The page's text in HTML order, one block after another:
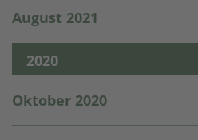
August 2021
2020
Oktober 2020